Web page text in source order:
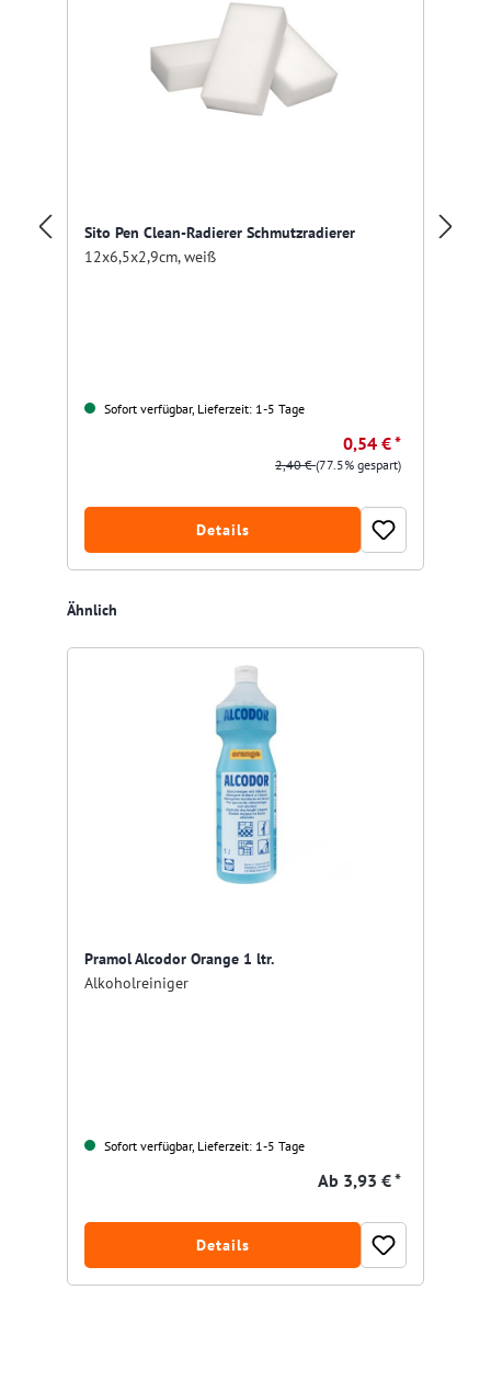
Sito Pen Clean-Radierer Schmutzradierer
12x6,5x2,9cm, weiß
Sofort verfügbar, Lieferzeit: 1-5 Tage
0,54 € *
2,40 €(77.5% gespart)
Details
Produktgalerie überspringen
Ähnlich
Pramol Alcodor Orange 1 ltr.
Alkoholreiniger
Sofort verfügbar, Lieferzeit: 1-5 Tage
Ab 3,93 € *
Details